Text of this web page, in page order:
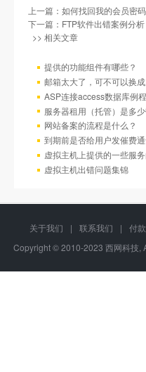
上一篇： 如何找回我的会员密
下一篇： FTP软件出错案例分析
>> 相关文章
提供的功能组件有哪些？
邮箱太大了，可不可以换
ASP连接access数据库例程
服务器租用（托管）是多
网站备案的流程是什么？
到期前是否给用户发催费
虚拟主机上提供的一些服
虚拟主机出错问题集锦
关于我们 | 联系我们 |
付
Copyright © 2010-2023 西网科技